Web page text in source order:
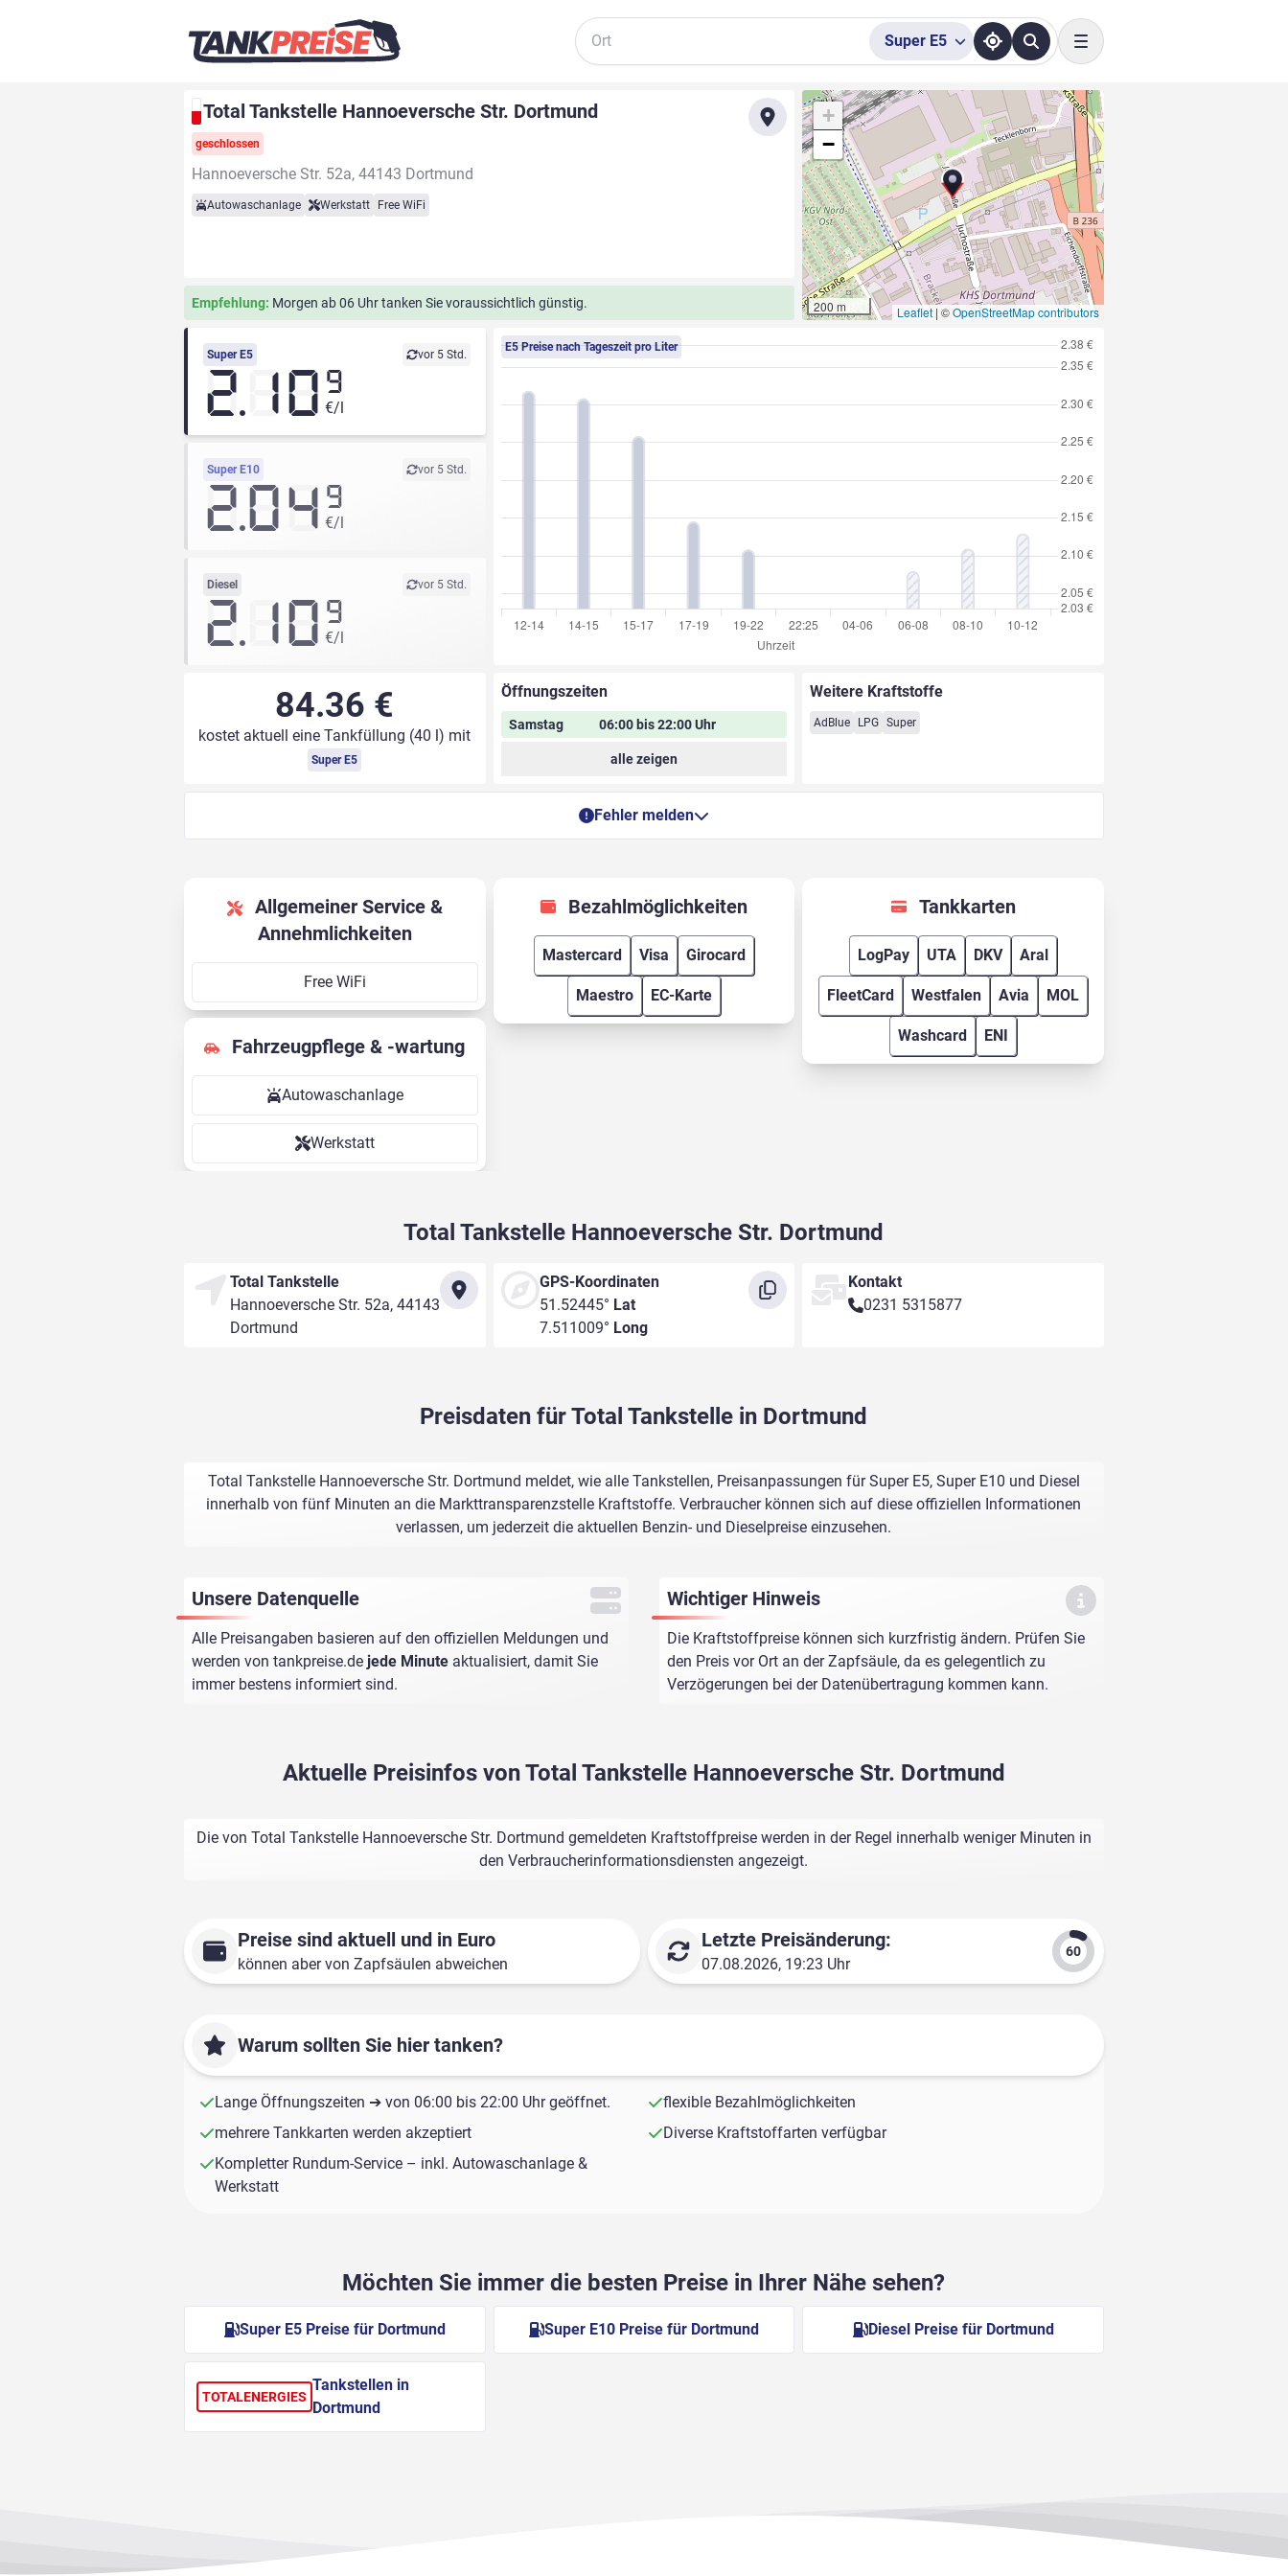
Suche
Super E5
Toggle navigation
Total Tankstelle Hannoeversche Str. Dortmund
geschlossen
Hannoeversche Str. 52a, 44143 Dortmund
Autowaschanlage Werkstatt Free WiFi
Empfehlung: Morgen ab 06 Uhr tanken Sie voraussichtlich günstig.
+
−
200 m Leaflet | ©OpenStreetMap contributors
Super E5 vor 5 Std.
2.10 9
€/l
Super E10 vor 5 Std.
2.04 9
€/l
Diesel vor 5 Std.
2.10 9
€/l
E5 Preise nach Tageszeit pro Liter
84.36 €
kostet aktuell eine Tankfüllung (40 l) mit
Super E5
Öffnungszeiten
Samstag 06:00 bis 22:00 Uhr
alle zeigen
Weitere Kraftstoffe
AdBlue LPG Super
Fehler melden
Annehmlichkeiten
Free WiFi
Fahrzeugpflege & -wartung
Autowaschanlage
Werkstatt
Bezahlmöglichkeiten
Mastercard Visa Girocard
Maestro EC-Karte
Tankkarten
LogPay UTA DKV Aral
FleetCard Westfalen Avia MOL
Washcard ENI
Total Tankstelle Hannoeversche Str. Dortmund
Total Tankstelle
Hannoeversche Str. 52a, 44143
Dortmund
GPS-Koordinaten
51.52445° Lat
7.511009° Long
Kontakt
0231 5315877
Preisdaten für Total Tankstelle in Dortmund
Total Tankstelle Hannoeversche Str. Dortmund meldet, wie alle Tankstellen, Preisanpassungen für Super E5, Super E10 und Diesel
innerhalb von fünf Minuten an die Markttransparenzstelle Kraftstoffe. Verbraucher können sich auf diese offiziellen Informationen
verlassen, um jederzeit die aktuellen Benzin- und Dieselpreise einzusehen.
Unsere Datenquelle
Alle Preisangaben basieren auf den offiziellen Meldungen und
werden von tankpreise.de jede Minute aktualisiert, damit Sie
immer bestens informiert sind.
Wichtiger Hinweis
Die Kraftstoffpreise können sich kurzfristig ändern. Prüfen Sie
den Preis vor Ort an der Zapfsäule, da es gelegentlich zu
Verzögerungen bei der Datenübertragung kommen kann.
Aktuelle Preisinfos von Total Tankstelle Hannoeversche Str. Dortmund
Die von Total Tankstelle Hannoeversche Str. Dortmund gemeldeten Kraftstoffpreise werden in der Regel innerhalb weniger Minuten in
den Verbraucherinformationsdiensten angezeigt.
Preise sind aktuell und in Euro
können aber von Zapfsäulen abweichen
Letzte Preisänderung:
07.08.2026, 19:23 Uhr
Warum sollten Sie hier tanken?
Lange Öffnungszeiten ➔ von 06:00 bis 22:00 Uhr geöffnet.
flexible Bezahlmöglichkeiten
mehrere Tankkarten werden akzeptiert
Diverse Kraftstoffarten verfügbar
Kompletter Rundum-Service – inkl. Autowaschanlage &
Werkstatt
Möchten Sie immer die besten Preise in Ihrer Nähe sehen?
Super E5 Preise für Dortmund Super E10 Preise für Dortmund Diesel Preise für Dortmund
TOTALENERGIES
Tankstellen in
Dortmund